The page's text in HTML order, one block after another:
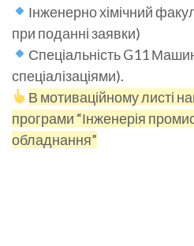
Інженерно хімічний
при поданні заявки)
Спеціальність G11
спеціалізаціями).
В мотиваційному листі
програми “Інженерія
обладнання”